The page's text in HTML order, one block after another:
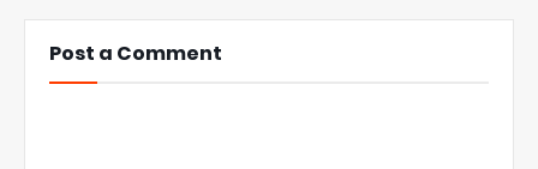
Post a Comment